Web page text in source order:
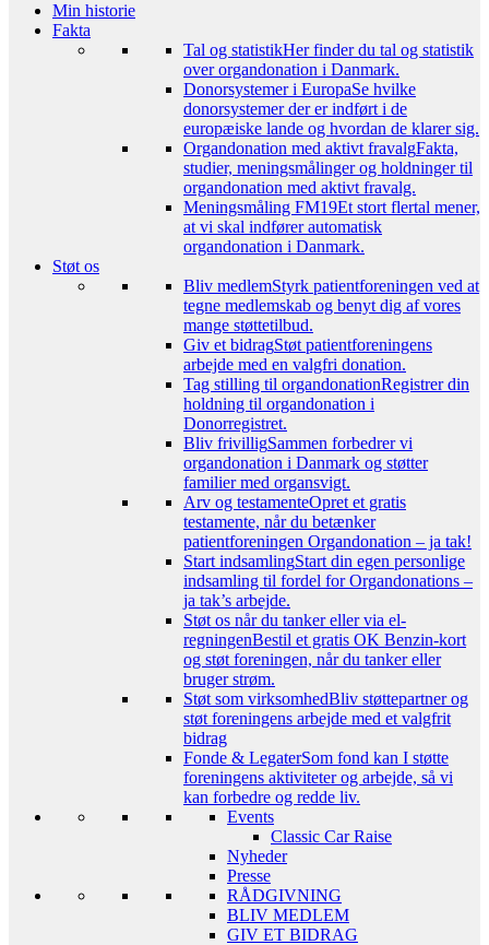
Min historie
Fakta
Tal og statistikHer finder du tal og statistik
over organdonation i Danmark.
Donorsystemer i EuropaSe hvilke
donorsystemer der er indført i de
europæiske lande og hvordan de klarer sig.
Organdonation med aktivt fravalgFakta,
studier, meningsmålinger og holdninger til
organdonation med aktivt fravalg.
Meningsmåling FM19Et stort flertal mener,
at vi skal indfører automatisk
organdonation i Danmark.
Støt os
Bliv medlemStyrk patientforeningen ved at
tegne medlemskab og benyt dig af vores
mange støttetilbud.
Giv et bidragStøt patientforeningens
arbejde med en valgfri donation.
Tag stilling til organdonationRegistrer din
holdning til organdonation i
Donorregistret.
Bliv frivilligSammen forbedrer vi
organdonation i Danmark og støtter
familier med organsvigt.
Arv og testamenteOpret et gratis
testamente, når du betænker
patientforeningen Organdonation – ja tak!
Start indsamlingStart din egen personlige
indsamling til fordel for Organdonations –
ja tak’s arbejde.
Støt os når du tanker eller via el-
regningenBestil et gratis OK Benzin-kort
og støt foreningen, når du tanker eller
bruger strøm.
Støt som virksomhedBliv støttepartner og
støt foreningens arbejde med et valgfrit
bidrag
Fonde & LegaterSom fond kan I støtte
foreningens aktiviteter og arbejde, så vi
kan forbedre og redde liv.
Events
Classic Car Raise
Nyheder
Presse
RÅDGIVNING
BLIV MEDLEM
GIV ET BIDRAG